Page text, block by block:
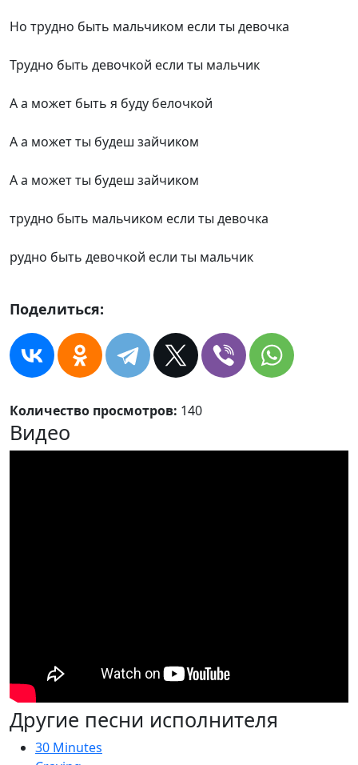
Но трудно быть мальчиком если ты девочка
Трудно быть девочкой если ты мальчик
А а может быть я буду белочкой
А а может ты будеш зайчиком
А а может ты будеш зайчиком
трудно быть мальчиком если ты девочка
рудно быть девочкой если ты мальчик
Поделиться:
Количество просмотров: 140
Видео
Другие песни исполнителя
30 Minutes